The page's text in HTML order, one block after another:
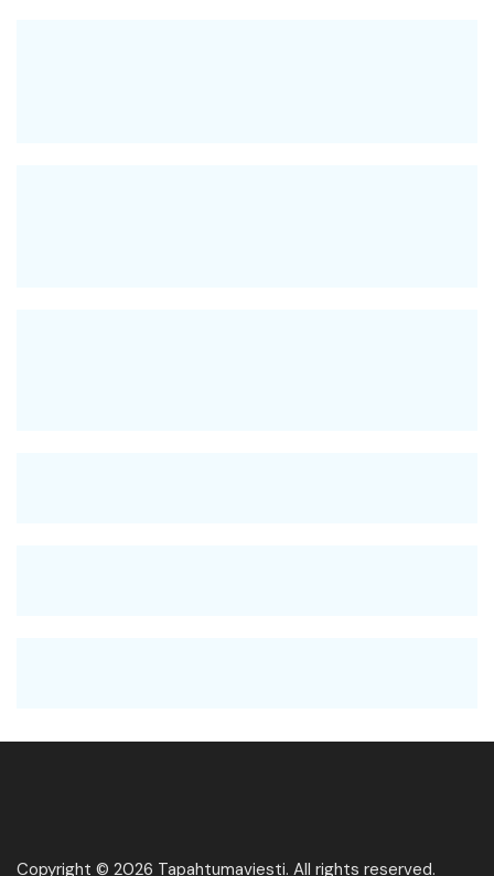
Copyright © 2026 Tapahtumaviesti. All rights reserved.